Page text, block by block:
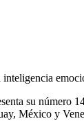
su número
México y